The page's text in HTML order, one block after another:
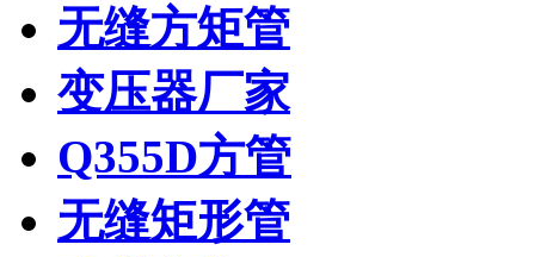
无缝方矩管
变压器厂家
Q355D方管
无缝矩形管